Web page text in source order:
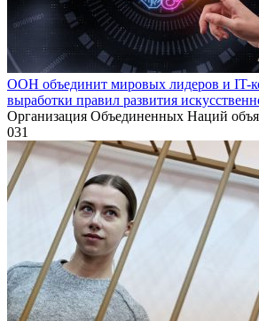
ООН объединит мировых лидеров и IT-
выработки правил развития
Организация Объединенных Наций
031